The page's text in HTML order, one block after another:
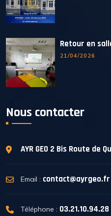
Retour en
21/04/2026
Nous contacter
AYR GEO 2 Bis Route de
Email : contact@ayrgeo.fr
Téléphone : 03.21.10.94.28